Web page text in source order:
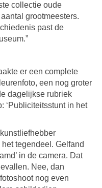
collectie oude
grootmeesters.
past de
er een complete
een nog groter
dagelijkse rubriek
‘Publiciteitsstunt in het
tegendeel. Gelfand
in de camera. Dat
Nee, dan
nog even